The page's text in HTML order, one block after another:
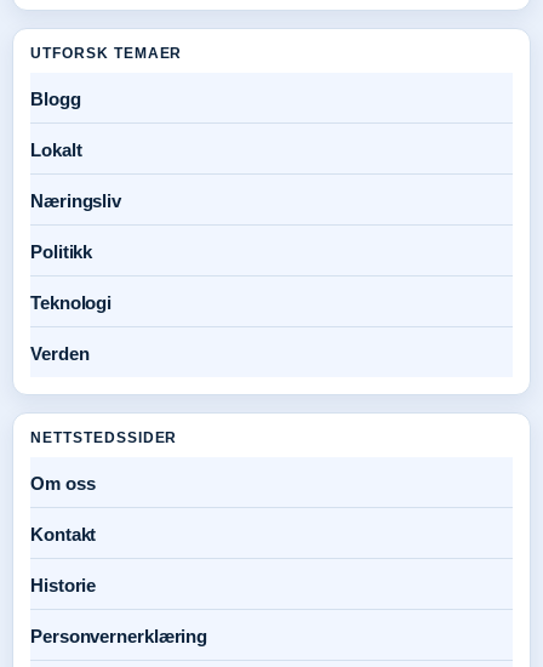
UTFORSK TEMAER
Blogg
Lokalt
Næringsliv
Politikk
Teknologi
Verden
NETTSTEDSSIDER
Om oss
Kontakt
Historie
Personvernerklæring